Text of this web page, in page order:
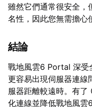
雖然它們通常很安全，
名性，因此您無需擔心
結論
戰地風雲6 Portal 深受
更容易出現伺服器連
服器距離較遠時。有
化連線並降低戰地風